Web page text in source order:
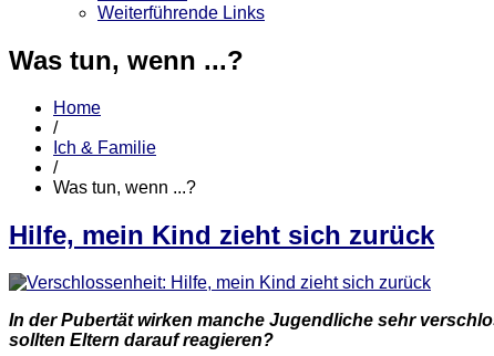
Weiterführende Links
Was tun, wenn ...?
Home
/
Ich & Familie
/
Was tun, wenn ...?
Hilfe, mein Kind zieht sich zurück
In der Pubertät wirken manche Jugendliche sehr
sollten Eltern darauf reagieren?